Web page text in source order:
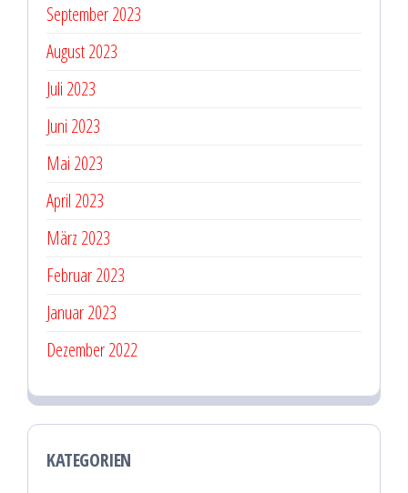
September 2023
August 2023
Juli 2023
Juni 2023
Mai 2023
April 2023
März 2023
Februar 2023
Januar 2023
Dezember 2022
KATEGORIEN